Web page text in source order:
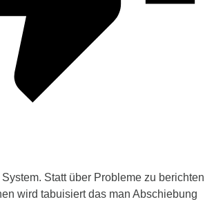
Statt über Probleme zu berichten
wird tabuisiert das man Abschiebung